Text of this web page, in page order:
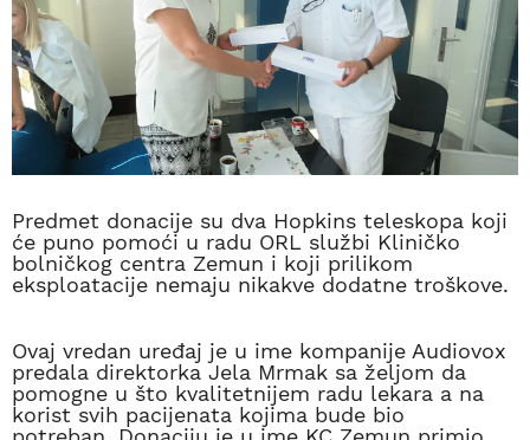
Predmet donacije su dva Hopkins teleskopa koji
će puno pomoći u radu ORL službi Kliničko
bolničkog centra Zemun i koji prilikom
eksploatacije nemaju nikakve dodatne troškove.
Ovaj vredan uređaj je u ime kompanije Audiovox
predala direktorka Jela Mrmak sa željom da
pomogne u što kvalitetnijem radu lekara a na
korist svih pacijenata kojima bude bio